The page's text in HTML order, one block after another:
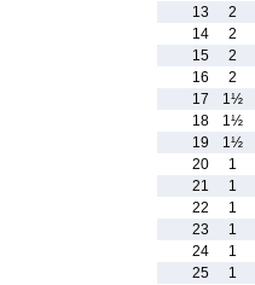
13
2
14
2
15
2
16
2
17
1½
18
1½
19
1½
20
1
21
1
22
1
23
1
24
1
25
1